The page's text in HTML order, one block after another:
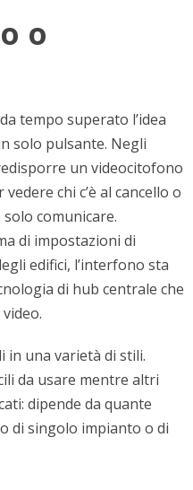
o
tempo superato l’idea
solo pulsante. Negli
un videocitofono
chi c’è al cancello o
solo comunicare.
di impostazioni di
edifici, l’interfono sta
di hub centrale che
in una varietà di stili.
da usare mentre altri
dipende da quante
di singolo impianto o di